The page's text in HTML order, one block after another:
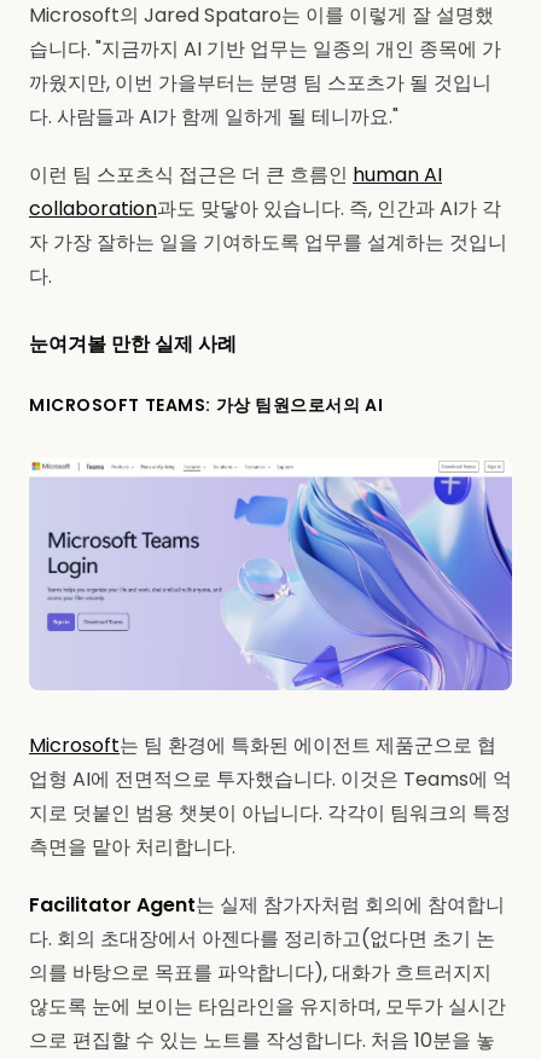
Microsoft의 Jared Spataro는 이를 이렇게 잘 설명했
습니다. "지금까지 AI 기반 업무는 일종의 개인 종목에 가
까웠지만, 이번 가을부터는 분명 팀 스포츠가 될 것입니
다. 사람들과 AI가 함께 일하게 될 테니까요."
이런 팀 스포츠식 접근은 더 큰 흐름인 human AI
collaboration과도 맞닿아 있습니다. 즉, 인간과 AI가 각
자 가장 잘하는 일을 기여하도록 업무를 설계하는 것입니
다.
눈여겨볼 만한 실제 사례
MICROSOFT TEAMS: 가상 팀원으로서의 AI
Microsoft는 팀 환경에 특화된 에이전트 제품군으로 협
업형 AI에 전면적으로 투자했습니다. 이것은 Teams에 억
지로 덧붙인 범용 챗봇이 아닙니다. 각각이 팀워크의 특정
측면을 맡아 처리합니다.
Facilitator Agent는 실제 참가자처럼 회의에 참여합니
다. 회의 초대장에서 아젠다를 정리하고(없다면 초기 논
의를 바탕으로 목표를 파악합니다), 대화가 흐트러지지
않도록 눈에 보이는 타임라인을 유지하며, 모두가 실시간
으로 편집할 수 있는 노트를 작성합니다. 처음 10분을 놓